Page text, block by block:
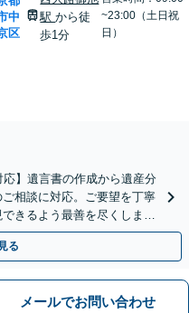
中
区
駅から徒
歩1分
~23:00（土日祝
日）
応】遺言書の作成から遺産分
相談に対応。ご要望を丁寧
きるよう最善を尽くします
1分】
る
メールでお問い合わせ